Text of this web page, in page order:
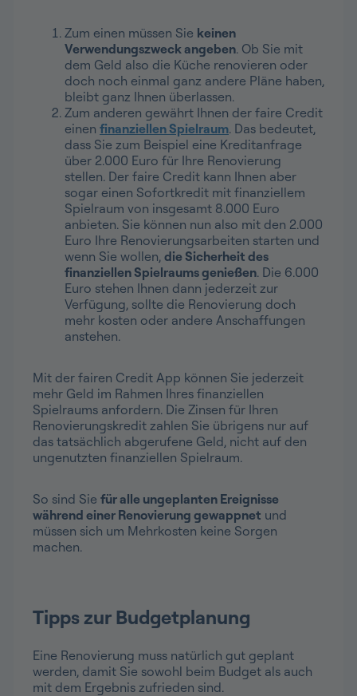
Zum einen müssen Sie keinen
Verwendungszweck angeben. Ob Sie mit
dem Geld also die Küche renovieren oder
doch noch einmal ganz andere Pläne haben,
bleibt ganz Ihnen überlassen.
Zum anderen gewährt Ihnen der faire Credit
einen finanziellen Spielraum. Das bedeutet,
dass Sie zum Beispiel eine Kreditanfrage
über 2.000 Euro für Ihre Renovierung
stellen. Der faire Credit kann Ihnen aber
sogar einen Sofortkredit mit finanziellem
Spielraum von insgesamt 8.000 Euro
anbieten. Sie können nun also mit den 2.000
Euro Ihre Renovierungsarbeiten starten und
wenn Sie wollen, die Sicherheit des
finanziellen Spielraums genießen. Die 6.000
Euro stehen Ihnen dann jederzeit zur
Verfügung, sollte die Renovierung doch
mehr kosten oder andere Anschaffungen
anstehen.
Mit der fairen Credit App können Sie jederzeit
mehr Geld im Rahmen Ihres finanziellen
Spielraums anfordern. Die Zinsen für Ihren
Renovierungskredit zahlen Sie übrigens nur auf
das tatsächlich abgerufene Geld, nicht auf den
ungenutzten finanziellen Spielraum.
So sind Sie für alle ungeplanten Ereignisse
während einer Renovierung gewappnet und
müssen sich um Mehrkosten keine Sorgen
machen.
Tipps zur Budgetplanung
Eine Renovierung muss natürlich gut geplant
werden, damit Sie sowohl beim Budget als auch
mit dem Ergebnis zufrieden sind.